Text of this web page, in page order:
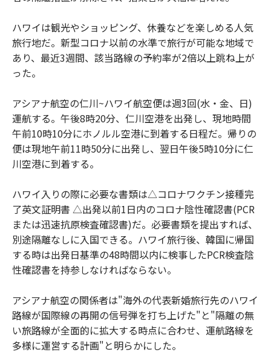
ハワイは観光やショッピング、休養などを楽しめる人気
旅行地だ。新型コロナ以前の水準で旅行が可能な地域で
あり、最近3週間、該当路線の予約率が2倍以上跳ね上が
った。
アシアナ航空の仁川~ハワイ航空便は週3回(水・金、日)
運航する。午後8時20分、仁川空港を出発し、現地時間
午前10時10分にホノルル空港に到着する日程だ。帰りの
便は現地午前11時50分に出発し、翌日午後5時10分に仁
川空港に到着する。
ハワイ入りの際に必要な書類は△コロナワクチン接種完
了英文証明書 △出発以前1日内のコロナ陰性確認書(PCR
または迅速抗原検査確認書)だ。必要書類を提出すれば、
別途隔離なしに入国できる。ハワイ旅行後、韓国に帰国
する時は出発日基準の48時間以内に検事したPCR検査陰
性確認書を持参しなければならない。
アシアナ航空の関係者は"海外の代表新婚旅行先のハワイ
路線が国際線の再開の信号弾を打ち上げた"と"隔離の無
い旅路線が全面的に拡大する時点に合わせ、運航路線を
多様に運営する計画"と明らかにした。